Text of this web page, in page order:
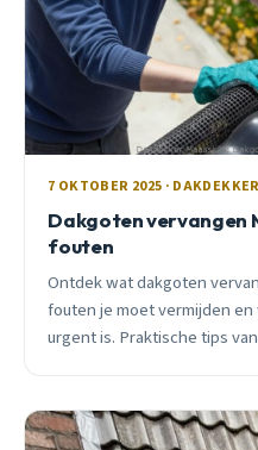
7 OKTOBER 2025 ·
Dakgoten vervangen
fouten
Ontdek wat dakgoten
fouten je moet vermijden
urgent is. Praktische tips